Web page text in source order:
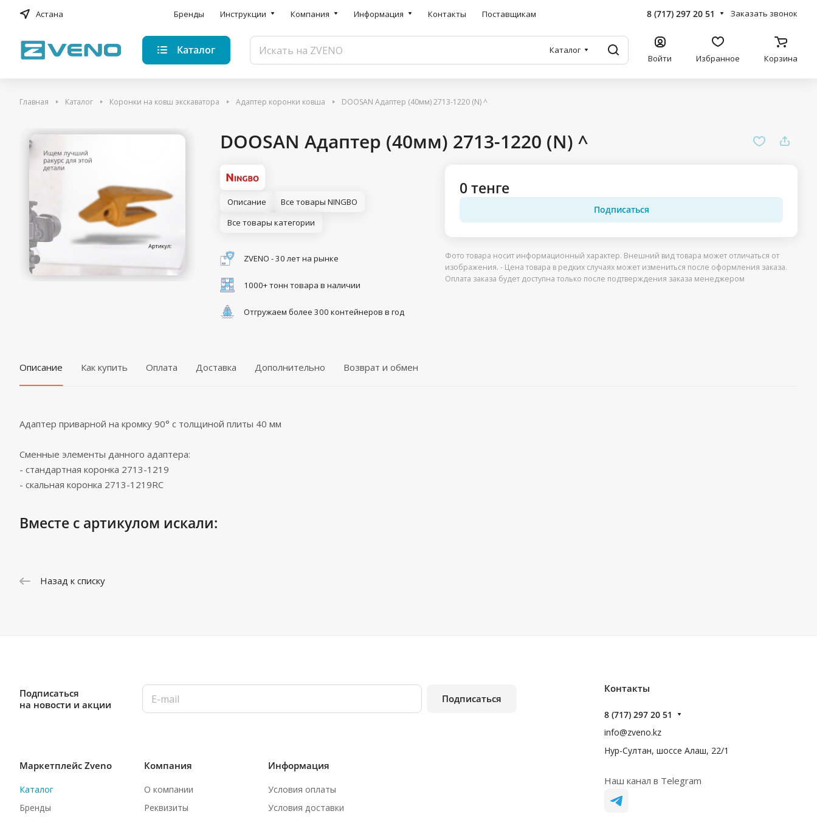
Астана Бренды Инструкции Компания Информация Контакты Поставщикам 8 (717) 297 20 51 Заказать звонок
Каталог Каталог
Войти Избранное Корзина
Главная Каталог Коронки на ковш экскаватора Адаптер коронки ковша DOOSAN Адаптер (40мм) 2713-1220 (N) ^
DOOSAN Адаптер (40мм) 2713-1220 (N) ^
Описание
Все товары NINGBO
Все товары категории
ZVENO - 30 лет на рынке
1000+ тонн товара в наличии
Отгружаем более 300 контейнеров в год
0 тенге
Подписаться
Фото товара носит информационный характер. Внешний вид товара может отличаться от
изображения. - Цена товара в редких случаях может измениться после оформления заказа.
Оплата заказа будет доступна только после подтверждения заказа менеджером
Описание Как купить Оплата Доставка Дополнительно Возврат и обмен
Адаптер приварной на кромку 90° с толщиной плиты 40 мм
Сменные элементы данного адаптера:
- стандартная коронка 2713-1219
- скальная коронка 2713-1219RC
Вместе с артикулом искали:
Назад к списку
Подписаться
на новости и акции
Подписаться
Маркетплейс Zveno
Каталог
Бренды
Компания
О компании
Реквизиты
Информация
Условия оплаты
Условия доставки
Контакты
8 (717) 297 20 51
info@zveno.kz
Нур-Султан, шоссе Алаш, 22/1
Наш канал в Telegram